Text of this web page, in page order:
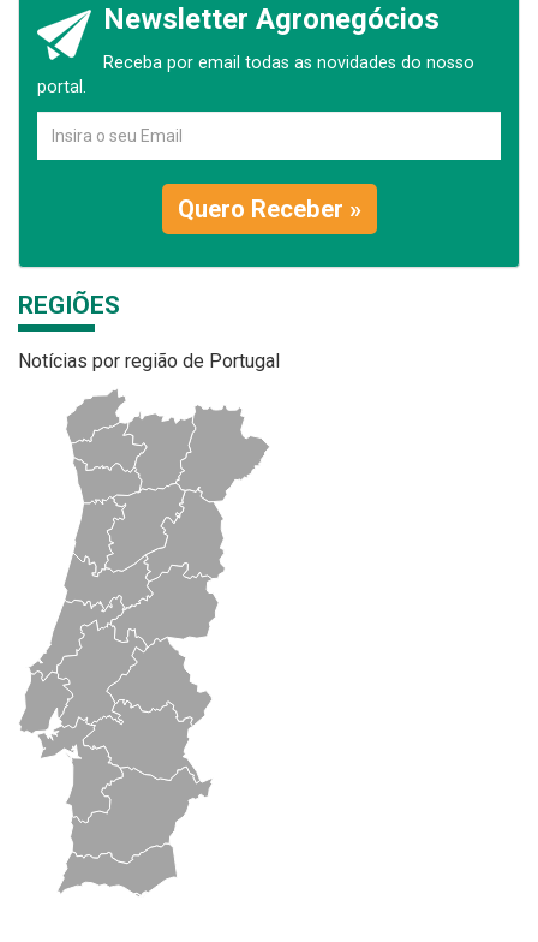
Newsletter Agronegócios
Receba por email todas as novidades do nosso
portal.
Quero Receber »
REGIÕES
Notícias por região de Portugal